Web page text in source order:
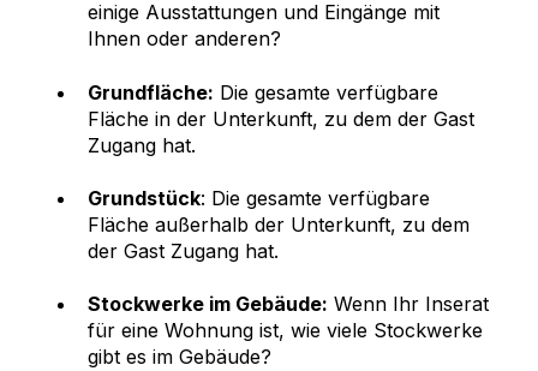
einige Ausstattungen und Eingänge mit
Ihnen oder anderen?
Grundfläche: Die gesamte verfügbare
Fläche in der Unterkunft, zu dem der Gast
Zugang hat.
Grundstück: Die gesamte verfügbare
Fläche außerhalb der Unterkunft, zu dem
der Gast Zugang hat.
Stockwerke im Gebäude: Wenn Ihr Inserat
für eine Wohnung ist, wie viele Stockwerke
gibt es im Gebäude?